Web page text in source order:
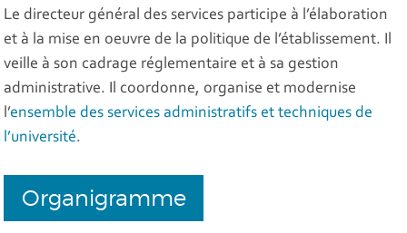
Le directeur général des services participe à l’élaboration
et à la mise en oeuvre de la politique de l’établissement. Il
veille à son cadrage réglementaire et à sa gestion
administrative. Il coordonne, organise et modernise
l’ensemble des services administratifs et techniques de
l’université.
Organigramme